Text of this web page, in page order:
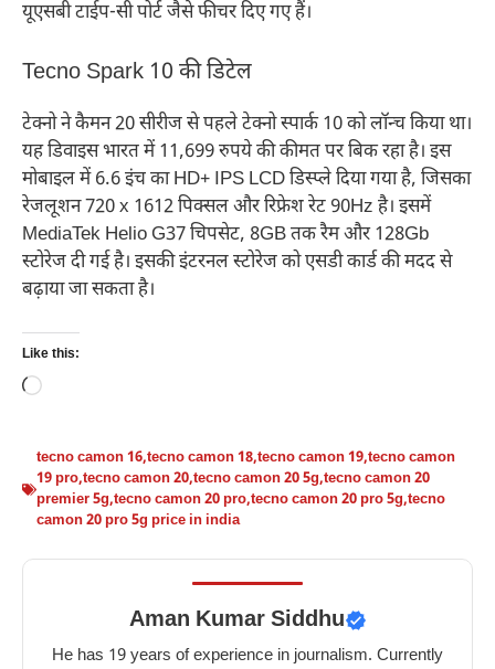
यूएसबी टाईप-सी पोर्ट जैसे फीचर दिए गए हैं।
Tecno Spark 10 की डिटेल
टेक्नो ने कैमन 20 सीरीज से पहले टेक्नो स्पार्क 10 को लॉन्च किया था।
यह डिवाइस भारत में 11,699 रुपये की कीमत पर बिक रहा है। इस
मोबाइल में 6.6 इंच का HD+ IPS LCD डिस्प्ले दिया गया है, जिसका
रेजलूशन 720 x 1612 पिक्सल और रिफ्रेश रेट 90Hz है। इसमें
MediaTek Helio G37 चिपसेट, 8GB तक रैम और 128Gb
स्टोरेज दी गई है। इसकी इंटरनल स्टोरेज को एसडी कार्ड की मदद से
बढ़ाया जा सकता है।
Like this:
Loading…
tecno camon 16,tecno camon 18,tecno camon 19,tecno camon
19 pro,tecno camon 20,tecno camon 20 5g,tecno camon 20
premier 5g,tecno camon 20 pro,tecno camon 20 pro 5g,tecno
camon 20 pro 5g price in india
Aman Kumar Siddhu
He has 19 years of experience in journalism. Currently